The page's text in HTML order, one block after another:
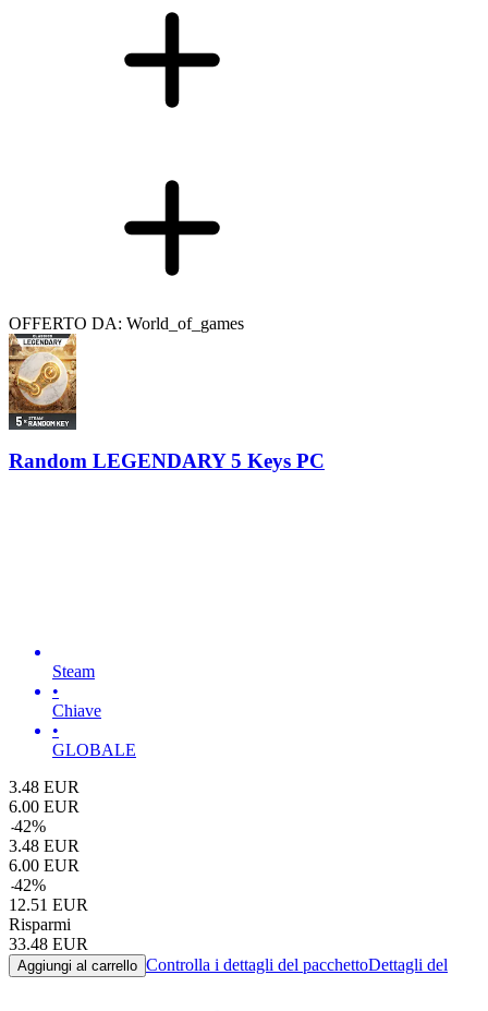
OFFERTO DA: World_of_games
Random LEGENDARY 5 Keys PC
Steam
•
Chiave
•
GLOBALE
3.48 EUR
6.00 EUR
-42%
3.48 EUR
6.00 EUR
-42%
12.51 EUR
Risparmi
33.48 EUR
Aggiungi al carrello Controlla i dettagli del pacchettoDettagli del